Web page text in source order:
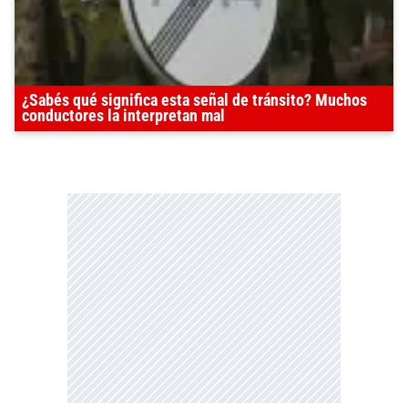
¿Sabés qué significa esta señal de tránsito? Muchos
conductores la interpretan mal